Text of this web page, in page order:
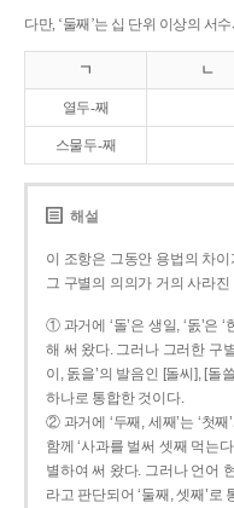
다만, ‘둘째’는 십 단위 이상의 서
ㄱ ㄴ
열두-째
스물두-째
해설
이 조항은 그동안 용법의 차
그 구별의 의의가 거의 사라
① 과거에 ‘돌’은 생일, ‘돐’은
해 써 왔다. 그러나 그러한 구
이, 돐을’의 발음인 [돌씨], [돌
하나로 통합한 것이다.
② 과거에 ‘두째, 세째’는 ‘첫째
함께 ‘사과를 벌써 셋째 먹는
별하여 써 왔다. 그러나 언어
라고 판단되어 ‘둘째, 셋째’로